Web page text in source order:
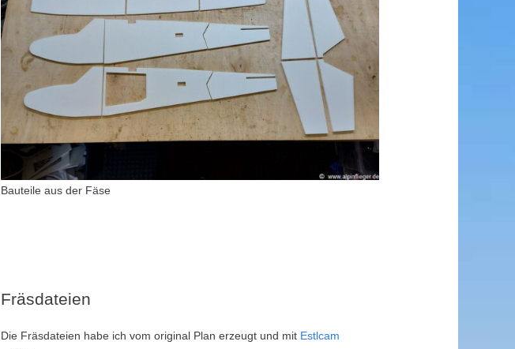
Bauteile aus der Fäse
Fräsdateien
Die Fräsdateien habe ich vom original Plan erzeugt und mit Estlcam